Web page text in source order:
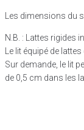
Les dimensions du
N.B. : Lattes rigides
Le lit équipé de
Sur demande, le lit
de 0,5 cm dans les